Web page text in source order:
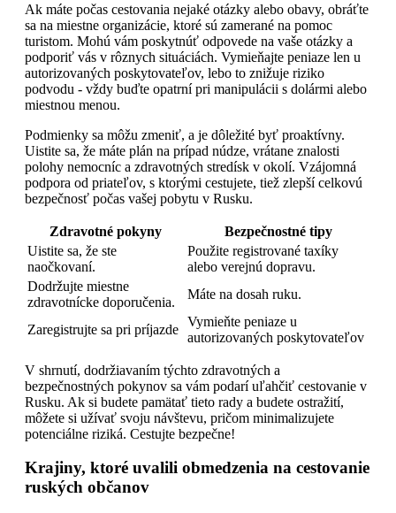
Ak máte počas cestovania nejaké otázky alebo obavy, obráťte
sa na miestne organizácie, ktoré sú zamerané na pomoc
turistom. Mohú vám poskytnúť odpovede na vaše otázky a
podporiť vás v rôznych situáciách. Vymieňajte peniaze len u
autorizovaných poskytovateľov, lebo to znižuje riziko
podvodu - vždy buďte opatrní pri manipulácii s dolármi alebo
miestnou menou.
Podmienky sa môžu zmeniť, a je dôležité byť proaktívny.
Uistite sa, že máte plán na prípad núdze, vrátane znalosti
polohy nemocníc a zdravotných stredísk v okolí. Vzájomná
podpora od priateľov, s ktorými cestujete, tiež zlepší celkovú
bezpečnosť počas vašej pobytu v Rusku.
Zdravotné pokyny
Bezpečnostné tipy
Uistite sa, že ste
naočkovaní.
Použite registrované taxíky
alebo verejnú dopravu.
Dodržujte miestne
zdravotnícke doporučenia.
Máte na dosah ruku.
Zaregistrujte sa pri príjazde
Vymieňte peniaze u
autorizovaných poskytovateľov
V shrnutí, dodržiavaním týchto zdravotných a
bezpečnostných pokynov sa vám podarí uľahčiť cestovanie v
Rusku. Ak si budete pamätať tieto rady a budete ostražití,
môžete si užívať svoju návštevu, pričom minimalizujete
potenciálne riziká. Cestujte bezpečne!
Krajiny, ktoré uvalili obmedzenia na cestovanie
ruských občanov